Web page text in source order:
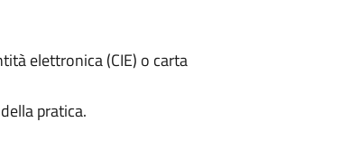
elettronica (CIE) o carta
pratica.